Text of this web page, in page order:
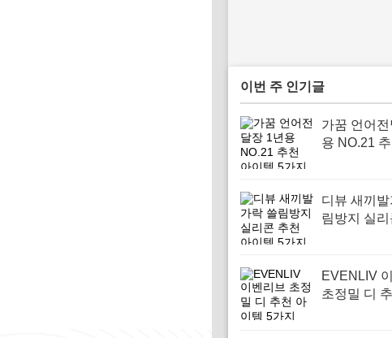
이번 주 인기글
가꿈 언어
용 NO.21
디뷰 새끼
림방지 실
EVENLIV
초정밀 디